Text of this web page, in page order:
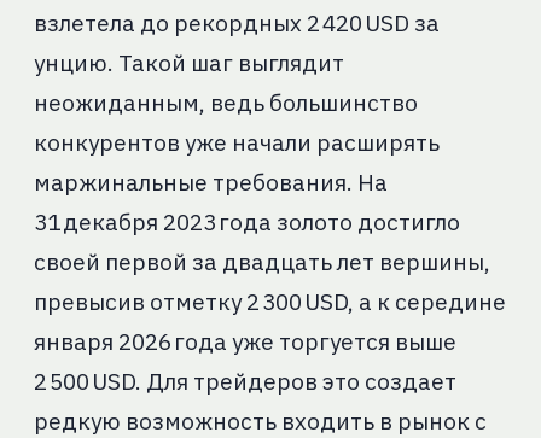
взлетела до рекордных 2 420 USD за
унцию. Такой шаг выглядит
неожиданным, ведь большинство
конкурентов уже начали расширять
маржинальные требования. На
31 декабря 2023 года золото достигло
своей первой за двадцать лет вершины,
превысив отметку 2 300 USD, а к середине
января 2026 года уже торгуется выше
2 500 USD. Для трейдеров это создает
редкую возможность входить в рынок с